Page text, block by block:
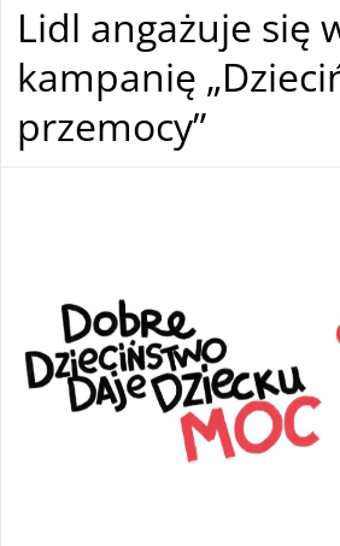
Lidl angażuje się
kampanię
przemocy”